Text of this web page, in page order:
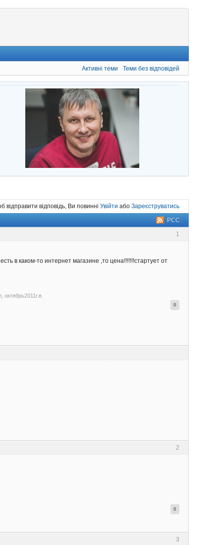
Активні теми Теми без відповідей
відправити відповідь, Ви повинні Увійти або Зареєструватись
РСС
1
в каком-то интернет магазине ,то цена!!!!!!!стартует от
0
2
0
3